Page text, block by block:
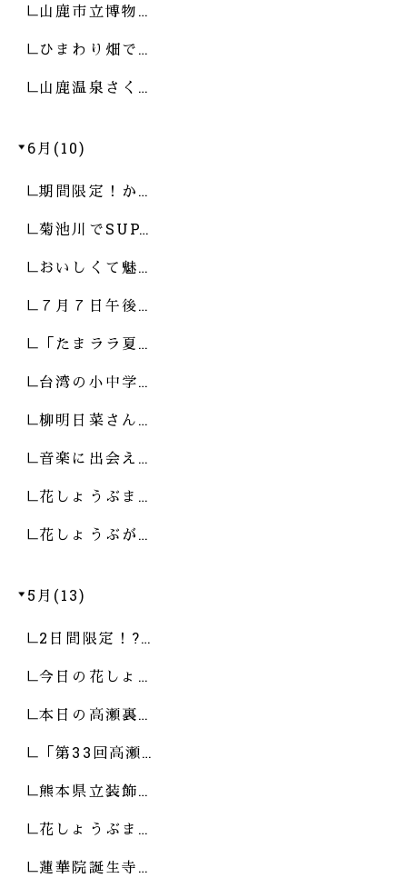
山鹿市立博物…
ひまわり畑で…
山鹿温泉さく…
6月(10)
期間限定！か…
菊池川でSUP…
おいしくて魅…
７月７日午後…
「たまララ夏…
台湾の小中学…
柳明日菜さん…
音楽に出会え…
花しょうぶま…
花しょうぶが…
5月(13)
2日間限定！?…
今日の花しょ…
本日の高瀬裏…
「第33回高瀬…
熊本県立装飾…
花しょうぶま…
蓮華院誕生寺…